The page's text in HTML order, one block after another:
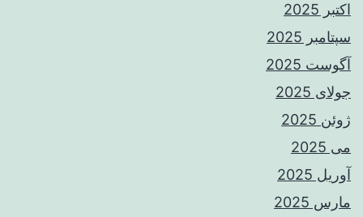
اکتبر 2025
سپتامبر 2025
آگوست 2025
جولای 2025
ژوئن 2025
می 2025
آوریل 2025
مارس 2025